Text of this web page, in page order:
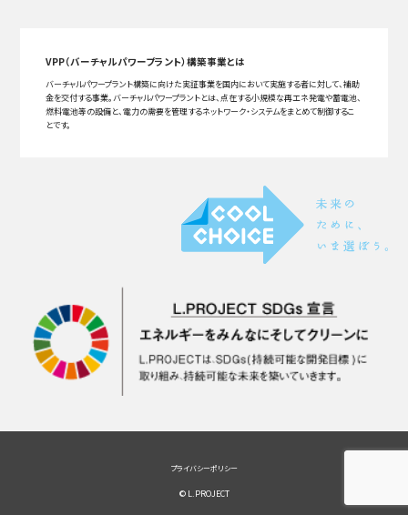
VPP（バーチャルパワープラント）構築事業とは
バーチャルパワープラント構築に向けた実証事業を国内において実施する者に対して、補助
金を交付する事業。バーチャルパワープラントとは、点在する小規模な再エネ発電や蓄電池、
燃料電池等の設備と、電力の需要を管理するネットワーク・システムをまとめて制御するこ
とです。
プライバシーポリシー
© L.PROJECT